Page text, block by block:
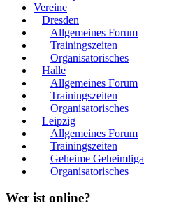
Vereine
Dresden
Allgemeines Forum
Trainingszeiten
Organisatorisches
Halle
Allgemeines Forum
Trainingszeiten
Organisatorisches
Leipzig
Allgemeines Forum
Trainingszeiten
Geheime Geheimliga
Organisatorisches
Wer ist online?